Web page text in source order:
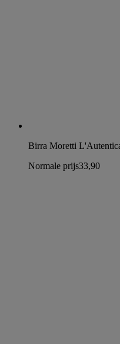
Birra Moretti
Normale prijs33,90